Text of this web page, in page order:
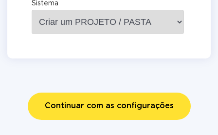
Sistema
Continuar com as configurações